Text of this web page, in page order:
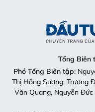
Tổng Biên
Phó Tổng Biên tập:
Thị Hồng Sương, Trương
Văn Quang, Nguyễn Đức